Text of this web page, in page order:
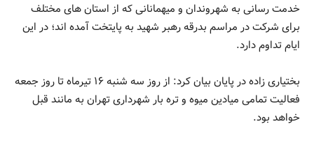
خدمت رسانی به شهروندان و میهمانانی که از استان های مختلف
برای شرکت در مراسم بدرقه رهبر شهید به پایتخت آمده اند؛ در این
ایام تداوم دارد.
بختیاری زاده در پایان بیان کرد: از روز سه شنبه ۱۶ تیرماه تا روز جمعه
فعالیت تمامی میادین میوه و تره بار شهرداری تهران به مانند قبل
خواهد بود.